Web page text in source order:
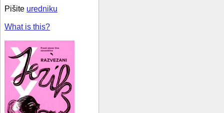
Pišite uredniku
What is this?